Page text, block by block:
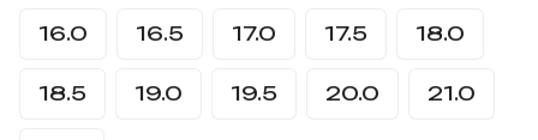
16.0 16.5 17.0 17.5 18.0
18.5 19.0 19.5 20.0 21.0